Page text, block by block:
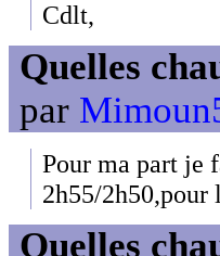
Cdlt,
Quelles
par
Pour ma part je
2h55/2h50,pour
Quelles